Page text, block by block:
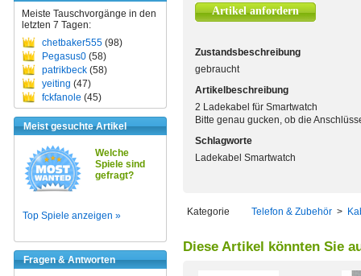
Meiste Tauschvorgänge in den
letzten 7 Tagen:
chetbaker555 (98)
Pegasus0 (58)
patrikbeck (58)
yeiting (47)
fckfanole (45)
Meist gesuchte Artikel
Welche
Spiele sind
gefragt?
Top Spiele anzeigen »
Fragen & Antworten
Artikel anfordern
Zustandsbeschreibung
gebraucht
Artikelbeschreibung
2 Ladekabel für Smartwatch
Bitte genau gucken, ob die
Schlagworte
Ladekabel Smartwatch
Kategorie Telefon & Zubehör >
Diese Artikel könnten Sie